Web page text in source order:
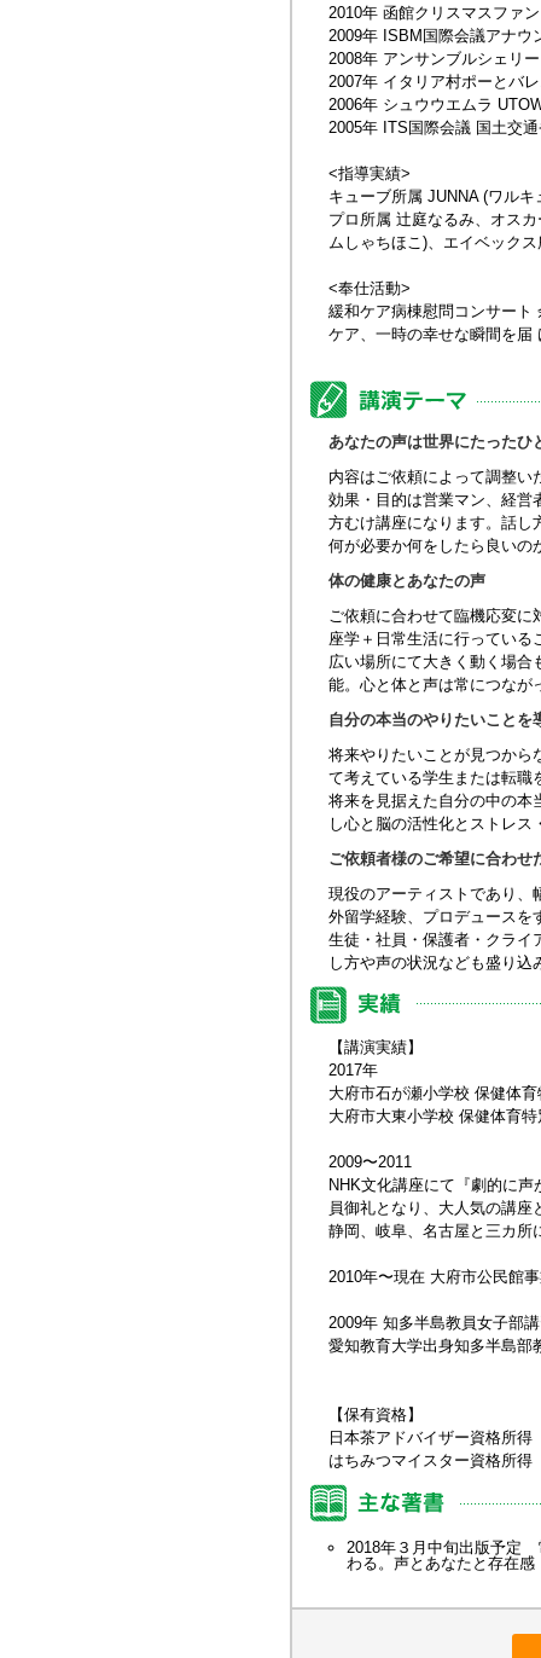
2010年 函館クリスマスファ
2009年 ISBM国際会議アナウ
2008年 アンサンブルシェリ
2007年 イタリア村ポーとバ
2006年 シュウウエムラ
2005年 ITS国際会議 国土交
<指導実績>
キューブ所属 JUNNA (ワル
プロ所属 辻庭なるみ、オス
ムしゃちほこ)、エイベック
<奉仕活動>
緩和ケア病棟慰問コンサート
ケア、一時の幸せな瞬間を届
あなたの声は世界にたったひ
内容はご依頼によって調整い
効果・目的は営業マン、経営
方むけ講座になります。話し
何が必要か何をしたら良いの
体の健康とあなたの声
ご依頼に合わせて臨機応変に
座学＋日常生活に行っている
広い場所にて大きく動く場合
能。心と体と声は常につなが
自分の本当のやりたいことを
将来やりたいことが見つから
て考えている学生または転職
将来を見据えた自分の中の本
し心と脳の活性化とストレ
ご依頼者様のご希望に合わせ
現役のアーティストであり、
外留学経験、プロデュースを
生徒・社員・保護者・クライ
し方や声の状況なども盛り込
【講演実績】
2017年
大府市石が瀬小学校 保健体
大府市大東小学校 保健体育
2009〜2011
NHK文化講座にて『劇的に
員御礼となり、大人気の講座
静岡、岐阜、名古屋と三カ所
2010年〜現在 大府市公民館
2009年 知多半島教員女子部
愛知教育大学出身知多半島部
【保有資格】
日本茶アドバイザー資格所得
はちみつマイスター資格所得
2018年３月中旬出版予定
わる。声とあなたと存在感